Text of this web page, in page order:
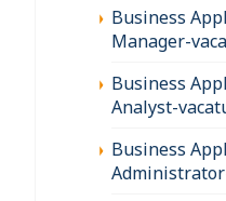
Business
Manager-
Business
Analyst-
Business